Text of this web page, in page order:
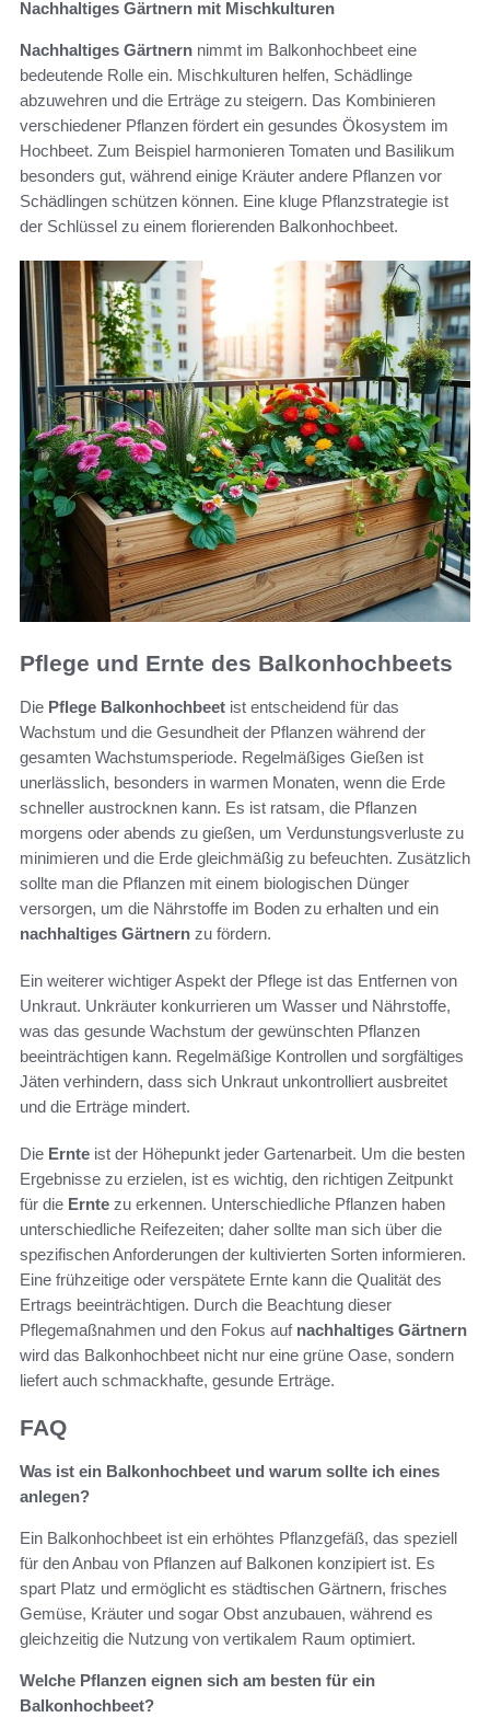
Nachhaltiges Gärtnern mit Mischkulturen
Nachhaltiges Gärtnern nimmt im Balkonhochbeet eine
bedeutende Rolle ein. Mischkulturen helfen, Schädlinge
abzuwehren und die Erträge zu steigern. Das Kombinieren
verschiedener Pflanzen fördert ein gesundes Ökosystem im
Hochbeet. Zum Beispiel harmonieren Tomaten und Basilikum
besonders gut, während einige Kräuter andere Pflanzen vor
Schädlingen schützen können. Eine kluge Pflanzstrategie ist
der Schlüssel zu einem florierenden Balkonhochbeet.
Pflege und Ernte des Balkonhochbeets
Die Pflege Balkonhochbeet ist entscheidend für das
Wachstum und die Gesundheit der Pflanzen während der
gesamten Wachstumsperiode. Regelmäßiges Gießen ist
unerlässlich, besonders in warmen Monaten, wenn die Erde
schneller austrocknen kann. Es ist ratsam, die Pflanzen
morgens oder abends zu gießen, um Verdunstungsverluste zu
minimieren und die Erde gleichmäßig zu befeuchten. Zusätzlich
sollte man die Pflanzen mit einem biologischen Dünger
versorgen, um die Nährstoffe im Boden zu erhalten und ein
nachhaltiges Gärtnern zu fördern.
Ein weiterer wichtiger Aspekt der Pflege ist das Entfernen von
Unkraut. Unkräuter konkurrieren um Wasser und Nährstoffe,
was das gesunde Wachstum der gewünschten Pflanzen
beeinträchtigen kann. Regelmäßige Kontrollen und sorgfältiges
Jäten verhindern, dass sich Unkraut unkontrolliert ausbreitet
und die Erträge mindert.
Die Ernte ist der Höhepunkt jeder Gartenarbeit. Um die besten
Ergebnisse zu erzielen, ist es wichtig, den richtigen Zeitpunkt
für die Ernte zu erkennen. Unterschiedliche Pflanzen haben
unterschiedliche Reifezeiten; daher sollte man sich über die
spezifischen Anforderungen der kultivierten Sorten informieren.
Eine frühzeitige oder verspätete Ernte kann die Qualität des
Ertrags beeinträchtigen. Durch die Beachtung dieser
Pflegemaßnahmen und den Fokus auf nachhaltiges Gärtnern
wird das Balkonhochbeet nicht nur eine grüne Oase, sondern
liefert auch schmackhafte, gesunde Erträge.
FAQ
Was ist ein Balkonhochbeet und warum sollte ich eines
anlegen?
Ein Balkonhochbeet ist ein erhöhtes Pflanzgefäß, das speziell
für den Anbau von Pflanzen auf Balkonen konzipiert ist. Es
spart Platz und ermöglicht es städtischen Gärtnern, frisches
Gemüse, Kräuter und sogar Obst anzubauen, während es
gleichzeitig die Nutzung von vertikalem Raum optimiert.
Welche Pflanzen eignen sich am besten für ein
Balkonhochbeet?